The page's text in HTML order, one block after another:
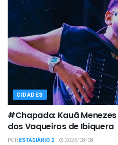
CIDADES
#Chapada: Kauã
dos Vaqueiros de Ibiquera
PORESTAGIÁRIO 2 2026/08/08